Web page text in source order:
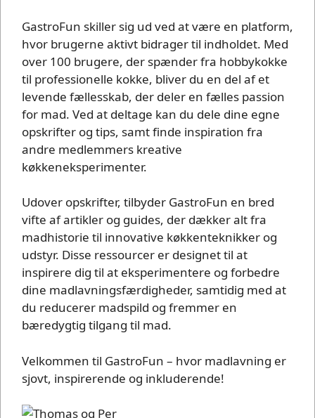
GastroFun skiller sig ud ved at være en platform,
hvor brugerne aktivt bidrager til indholdet. Med
over 100 brugere, der spænder fra hobbykokke
til professionelle kokke, bliver du en del af et
levende fællesskab, der deler en fælles passion
for mad. Ved at deltage kan du dele dine egne
opskrifter og tips, samt finde inspiration fra
andre medlemmers kreative
køkkeneksperimenter.
Udover opskrifter, tilbyder GastroFun en bred
vifte af artikler og guides, der dækker alt fra
madhistorie til innovative køkkenteknikker og
udstyr. Disse ressourcer er designet til at
inspirere dig til at eksperimentere og forbedre
dine madlavningsfærdigheder, samtidig med at
du reducerer madspild og fremmer en
bæredygtig tilgang til mad.
Velkommen til GastroFun – hvor madlavning er
sjovt, inspirerende og inkluderende!